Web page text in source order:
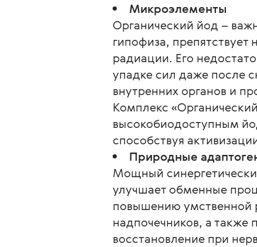
Микроэлементы
Органический йод –
гипофиза,
радиации. Его
упадке сил даже после
внутренних органов и
Комплекс
высокобиодоступным
способствуя
Природные
Мощный
улучшает обменные
повышению умственной
надпочечников, а
восстановление при